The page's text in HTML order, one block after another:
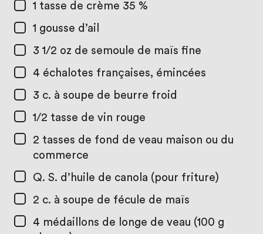
1 tasse de crème 35 %
1 gousse d’ail
3 1/2 oz de semoule de maïs fine
4 échalotes françaises, émincées
3 c. à soupe de beurre froid
1/2 tasse de vin rouge
2 tasses de fond de veau maison ou du
commerce
Q. S. d’huile de canola (pour friture)
2 c. à soupe de fécule de maïs
4 médaillons de longe de veau (100 g